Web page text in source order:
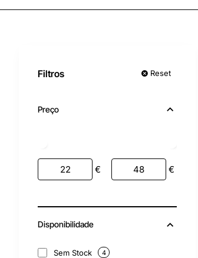
Filtros Reset
Preço
€ €
Disponibilidade
Sem Stock 4